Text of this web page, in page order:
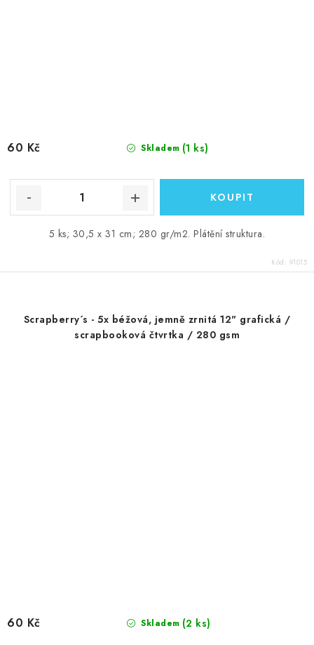
Skladem (1 ks)
60 Kč
5 ks; 30,5 x 31 cm; 280 gr/m2. Plátění struktura.
Kód: 91015
Scrapberry´s - 5x béžová, jemně zrnitá 12" grafická /
scrapbooková čtvrtka / 280 gsm
Skladem (2 ks)
60 Kč